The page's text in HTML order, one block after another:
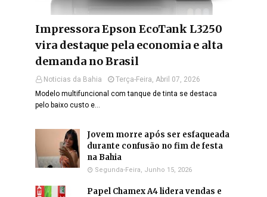
Impressora Epson EcoTank L3250
vira destaque pela economia e alta
demanda no Brasil
Noticias da Bahia
Terça-Feira, Abril 07, 2026
Modelo multifuncional com tanque de tinta se destaca
pelo baixo custo e…
Jovem morre após ser esfaqueada
durante confusão no fim de festa
na Bahia
Segunda-Feira, Junho 15, 2026
Papel Chamex A4 lidera vendas e